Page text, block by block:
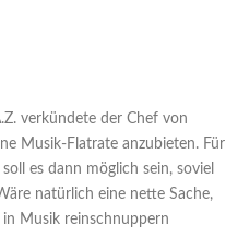
verkündete der Chef von
Musik-Flatrate anzubieten. Für
es dann möglich sein, soviel
natürlich eine nette Sache,
Musik reinschnuppern